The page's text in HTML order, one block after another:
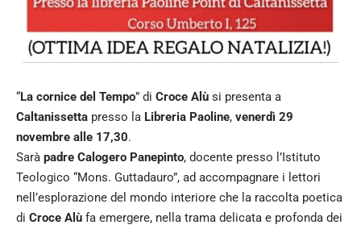
“La cornice del Tempo” di Croce Alù si presenta a
Caltanissetta presso la Libreria Paoline, venerdì 29
novembre alle 17,30.
Sarà padre Calogero Panepinto, docente presso l’Istituto
Teologico “Mons. Guttadauro”, ad accompagnare i lettori
nell’esplorazione del mondo interiore che la raccolta poetica
di Croce Alù fa emergere, nella trama delicata e profonda dei